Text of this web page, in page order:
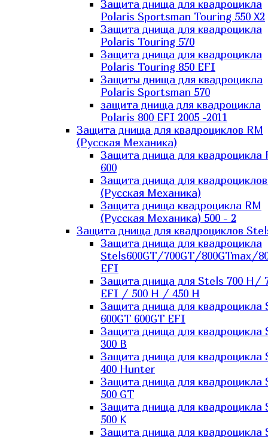
Защита днища для квадроцикла
Polaris Sportsman Touring 550 X2
Защита днища для квадроцикла
Polaris Touring 570
Защита днища для квадроцикла
Polaris Touring 850 EFI
Защиты днища для квадроцикла
Polaris Sportsman 570
защита днища для квадроцикла
Polaris 800 EFI 2005 -2011
Защита днища для квадроциклов RM
(Русская Механика)
Защита днища для квадроцикла
600
Защита днища для
(Русская Механика)
Защита днища квадроцикла RM
(Русская Механика) 500 - 2
Защита днища для квадроциклов
Защита днища для квадроцикла
Stels600GT/700GT/800GTmax/
EFI
Защита днища для Stels 700 H/
EFI / 500 H / 450 H
Защита днища для квадроцикла
600GT 600GT EFI
Защита днища для квадроцикла
300 B
Защита днища для квадроцикла
400 Hunter
Защита днища для квадроцикла
500 GT
Защита днища для квадроцикла
500 K
Защита днища для квадроцикла